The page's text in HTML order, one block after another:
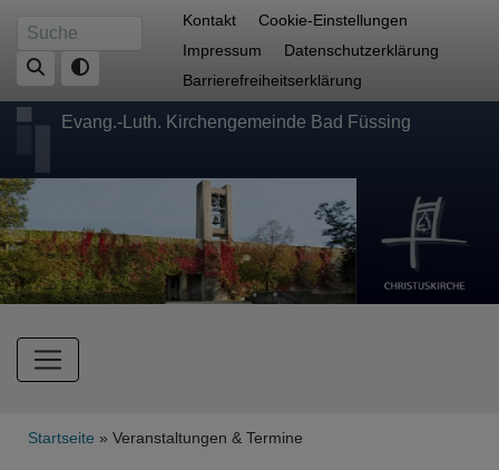
zum
Inhalt
Suche Fußbereichsmenü
Kontakt
Cookie-Einstellungen
Impressum
Datenschutzerklärung
Barrierefreiheitserklärung
Evang.-Luth. Kirchengemeinde Bad Füssing
Hauptnavigation
Breadcrumb
Startseite Veranstaltungen & Termine